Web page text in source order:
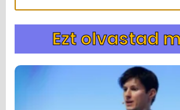
Ezt olvastad